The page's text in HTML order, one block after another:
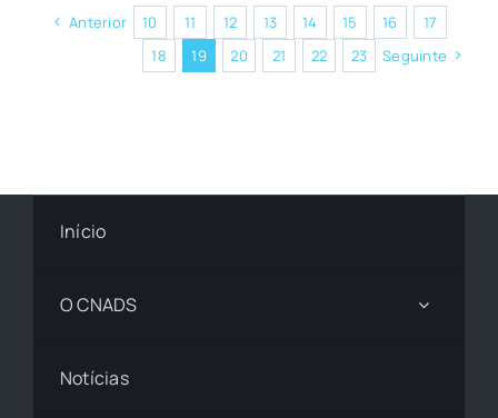
Anterior 10 11 12 13 14 15 16
17
18
19 20 21 22 23 Seguinte
Início
O CNADS
Notícias